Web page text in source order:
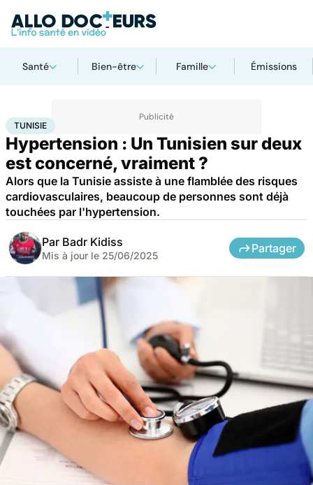
Santé Bien-être Famille Émissions
AccueilSanté Maladies cardiaques
TUNISIE
Hypertension : Un Tunisien sur deux
est concerné, vraiment ?
Alors que la Tunisie assiste à une flamblée des risques
cardiovasculaires, beaucoup de personnes sont déjà
touchées par l'hypertension.
Par Badr Kidiss
Mis à jour le 25/06/2025
Partager